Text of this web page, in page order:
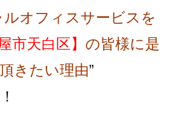
オフィスサービスを
市天白区】 の皆様に是
きたい理由”